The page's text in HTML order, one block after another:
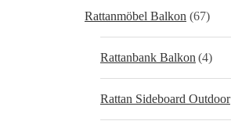
Rattanmöbel Balkon (67)
Rattanbank Balkon (4)
Rattan Sideboard Outdoor